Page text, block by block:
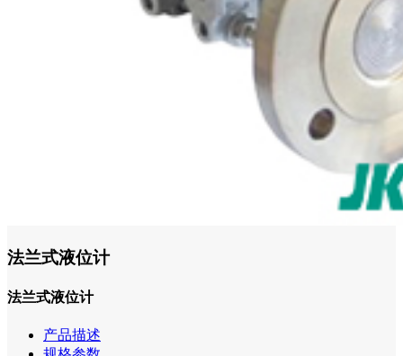
法兰式液位计
法兰式液位计
产品描述